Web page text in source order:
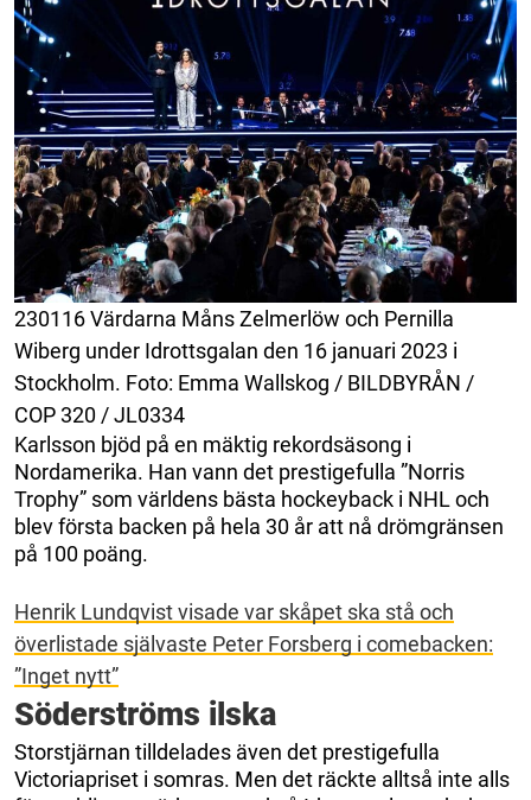
230116 Värdarna Måns Zelmerlöw och Pernilla
Wiberg under Idrottsgalan den 16 januari 2023 i
Stockholm. Foto: Emma Wallskog / BILDBYRÅN /
COP 320 / JL0334
Karlsson bjöd på en mäktig rekordsäsong i
Nordamerika. Han vann det prestigefulla ”Norris
Trophy” som världens bästa hockeyback i NHL och
blev första backen på hela 30 år att nå drömgränsen
på 100 poäng.
Henrik Lundqvist visade var skåpet ska stå och
överlistade självaste Peter Forsberg i comebacken:
”Inget nytt”
Söderströms ilska
Storstjärnan tilldelades även det prestigefulla
Victoriapriset i somras. Men det räckte alltså inte alls